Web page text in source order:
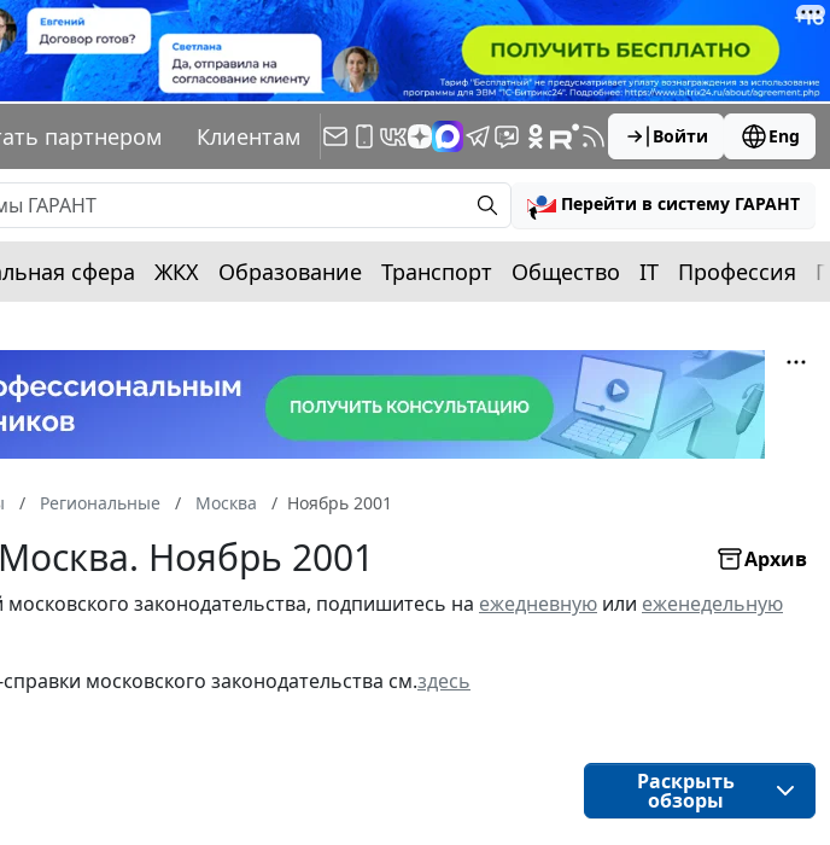
партнером Клиентам Войти Eng
Перейти в систему ГАРАНТ
сфера ЖКХ Образование Транспорт Общество IT Профессия
Региональные Москва Ноябрь 2001
Ноябрь 2001
Архив
законодательства, подпишитесь на ежедневную или еженедельную
московского законодательства см.здесь
Раскрыть
обзоры